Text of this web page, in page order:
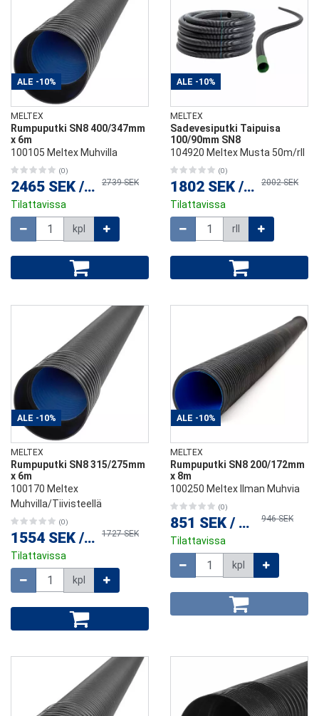
ALE -10%
MELTEX
Rumpuputki SN8 400/347mm
x 6m
100105 Meltex Muhvilla
(0)
2465 SEK / kpl2739 SEK
Tilattavissa
kpl
ALE -10%
MELTEX
Sadevesiputki Taipuisa
100/90mm SN8
104920 Meltex Musta 50m/rll
(0)
1802 SEK / rll 2002 SEK
Tilattavissa
rll
ALE -10%
MELTEX
Rumpuputki SN8 315/275mm
x 6m
100170 Meltex
Muhvilla/Tiivisteellä
(0)
1554 SEK / kpl1727 SEK
Tilattavissa
kpl
ALE -10%
MELTEX
Rumpuputki SN8 200/172mm
x 8m
100250 Meltex Ilman Muhvia
(0)
851 SEK / kpl 946 SEK
Tilattavissa
kpl